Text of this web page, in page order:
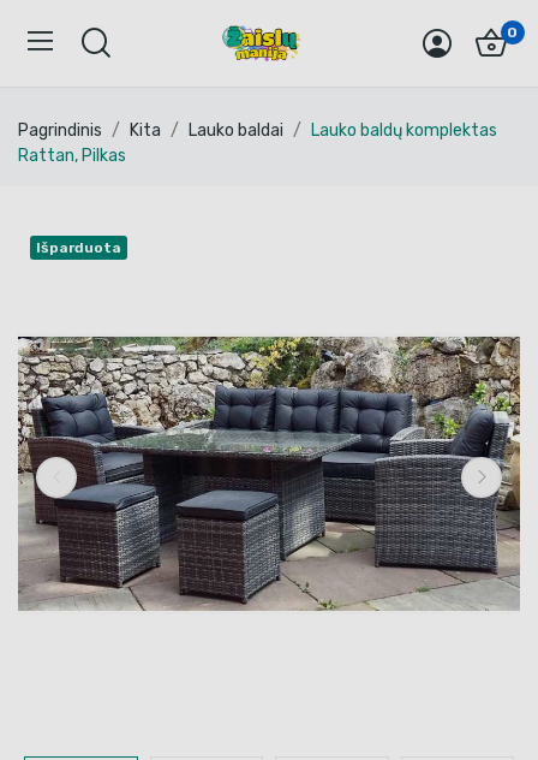
0
Pagrindinis Kita Lauko baldai
Lauko baldų komplektas
Rattan, Pilkas
Išparduota